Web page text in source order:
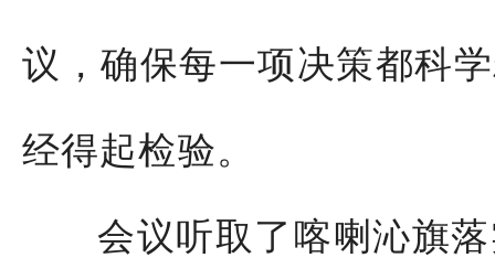
议，确保每一项决策都科
经得起检验。
会议听取了喀喇沁旗